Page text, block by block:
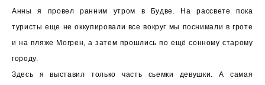
Анны я провел ранним утром в Будве. На рассвете пока
туристы еще не оккупировали все вокруг мы поснимали в гроте
и на пляже Могрен, а затем прошлись по ещё сонному старому
городу.
Здесь я выставил только часть сьемки девушки. А самая